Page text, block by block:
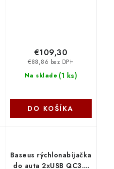
Na sklade (1 ks)
€88,86 bez DPH
€109,30
DO KOŠÍKA
Baseus rýchlonabíjačka
do auta 2xUSB QC3.0